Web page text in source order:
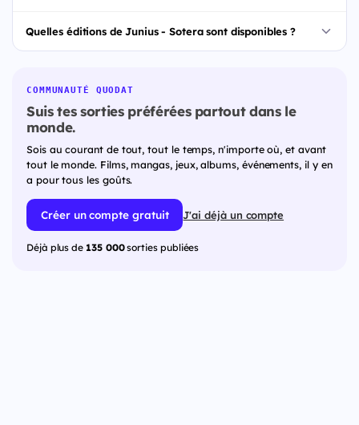
Quelles éditions de Junius - Sotera sont disponibles ?
COMMUNAUTÉ QUODAT
Suis tes sorties préférées partout dans le
monde.
Sois au courant de tout, tout le temps, n'importe où, et avant
tout le monde. Films, mangas, jeux, albums, événements, il y en
a pour tous les goûts.
Créer un compte gratuit J'ai déjà un compte
Déjà plus de 135 000sorties publiées